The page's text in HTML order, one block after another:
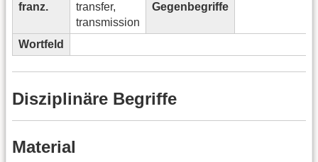
franz.
transfer,
transmission
Gegenbegriffe
Wortfeld
Disziplinäre Begriffe
Material